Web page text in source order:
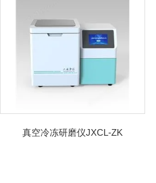
真空冷冻研磨仪JXCL-ZK